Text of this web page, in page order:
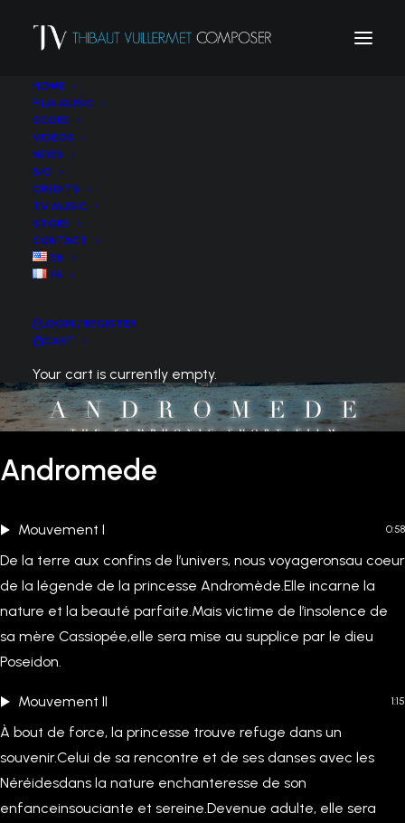
HOME
FILM MUSIC
SCORE
VIDEOS
NEWS
BIO
CREDITS
TV MUSIC
STORE
CONTACT
EN
FR
LOGIN / REGISTER
CART
Your cart is currently empty.
Andromede
Mouvement I 0:58
De la terre aux confins de l’univers, nous voyageronsau coeur
de la légende de la princesse Andromède.Elle incarne la
nature et la beauté parfaite.Mais victime de l’insolence de
sa mère Cassiopée,elle sera mise au supplice par le dieu
Poseidon.
Mouvement II 1:15
À bout de force, la princesse trouve refuge dans un
souvenir.Celui de sa rencontre et de ses danses avec les
Néréidesdans la nature enchanteresse de son
enfanceinsouciante et sereine.Devenue adulte, elle sera